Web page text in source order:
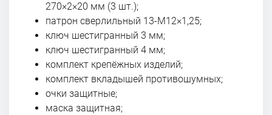
270×2×20 мм (3 шт.);
патрон сверлильный 13-М12×1,25;
ключ шестигранный 3 мм;
ключ шестигранный 4 мм;
комплект крепёжных изделий;
комплект вкладышей противошумных;
очки защитные;
маска защитная;